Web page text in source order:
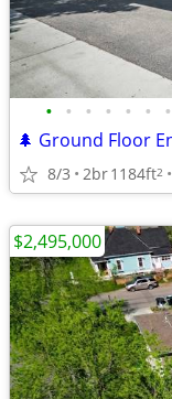
• • • • • • •
8/3 2br1184ft2
$2,495,000